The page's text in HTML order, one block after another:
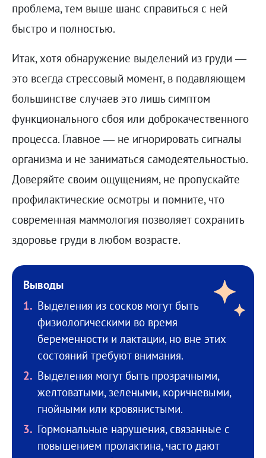
проблема, тем выше шанс справиться с ней
быстро и полностью.
Итак, хотя обнаружение выделений из груди —
это всегда стрессовый момент, в подавляющем
большинстве случаев это лишь симптом
функционального сбоя или доброкачественного
процесса. Главное — не игнорировать сигналы
организма и не заниматься самодеятельностью.
Доверяйте своим ощущениям, не пропускайте
профилактические осмотры и помните, что
современная маммология позволяет сохранить
здоровье груди в любом возрасте.
Выводы
Выделения из сосков могут быть
физиологическими во время
беременности и лактации, но вне этих
состояний требуют внимания.
Выделения могут быть прозрачными,
желтоватыми, зелеными, коричневыми,
гнойными или кровянистыми.
Гормональные нарушения, связанные с
повышением пролактина, часто дают